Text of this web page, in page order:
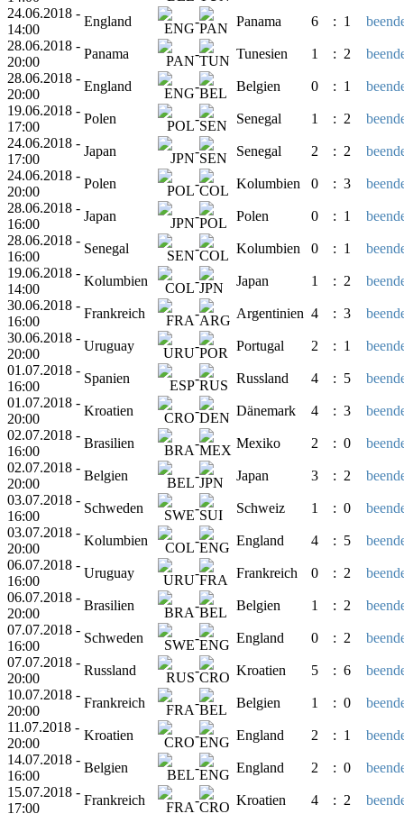
24.06.2018 -
14:00
England - Panama 6 : 1
28.06.2018 -
20:00
Panama - Tunesien 1 : 2
28.06.2018 -
20:00
England - Belgien 0 : 1
19.06.2018 -
17:00
Polen - Senegal 1 : 2
24.06.2018 -
17:00
Japan - Senegal 2 : 2
24.06.2018 -
20:00
Polen - Kolumbien 0 : 3
28.06.2018 -
16:00
Japan - Polen 0 : 1
28.06.2018 -
16:00
Senegal - Kolumbien 0 : 1
19.06.2018 -
14:00
Kolumbien - Japan 1 : 2
30.06.2018 -
16:00
Frankreich - Argentinien 4 : 3
30.06.2018 -
20:00
Uruguay - Portugal 2 : 1
01.07.2018 -
16:00
Spanien - Russland 4 : 5
01.07.2018 -
20:00
Kroatien - Dänemark 4 : 3
02.07.2018 -
16:00
Brasilien - Mexiko 2 : 0
02.07.2018 -
20:00
Belgien - Japan 3 : 2
03.07.2018 -
16:00
Schweden - Schweiz 1 : 0
03.07.2018 -
20:00
Kolumbien - England 4 : 5
06.07.2018 -
16:00
Uruguay - Frankreich 0 : 2
06.07.2018 -
20:00
Brasilien - Belgien 1 : 2
07.07.2018 -
16:00
Schweden - England 0 : 2
07.07.2018 -
20:00
Russland - Kroatien 5 : 6
10.07.2018 -
20:00
Frankreich - Belgien 1 : 0
11.07.2018 -
20:00
Kroatien - England 2 : 1
14.07.2018 -
16:00
Belgien - England 2 : 0
15.07.2018 -
17:00
Frankreich - Kroatien 4 : 2